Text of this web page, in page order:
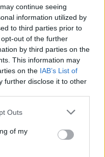
continue seeing
information utilized by
to third parties prior to
out of the further
by third parties on the
This information may
on the IAB’s List of
further disclose it to other
one or more Google
You may click to
its third-party tags to
in below Google
Outs
of my
μια κενή σελίδα